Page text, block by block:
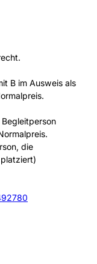
B im Ausweis als
die